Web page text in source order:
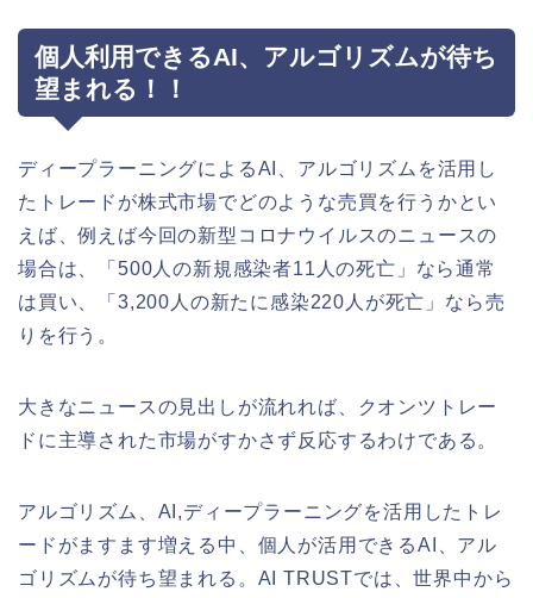
個人利用できるAI、アルゴリズムが待ち
望まれる！！
ディープラーニングによるAI、アルゴリズムを活用し
たトレードが株式市場でどのような売買を行うかとい
えば、例えば今回の新型コロナウイルスのニュースの
場合は、「500人の新規感染者11人の死亡」なら通常
は買い、「3,200人の新たに感染220人が死亡」なら売
りを行う。
大きなニュースの見出しが流れれば、クオンツトレー
ドに主導された市場がすかさず反応するわけである。
アルゴリズム、AI,ディープラーニングを活用したトレ
ードがますます増える中、個人が活用できるAI、アル
ゴリズムが待ち望まれる。AI TRUSTでは、世界中から